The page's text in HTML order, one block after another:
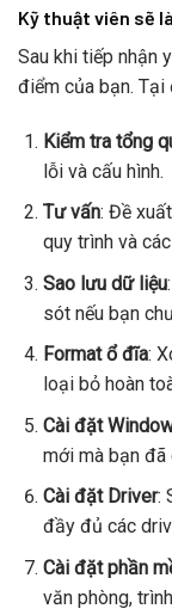
Kỹ thuật viên sẽ
Sau khi tiếp nhận
điểm của bạn. Tại
Kiểm tra tổng
lỗi và cấu hình.
Tư vấn: Đề
quy trình và
Sao lưu dữ liệu
sót nếu bạn
Format ổ đĩa:
loại bỏ hoàn
Cài đặt
mới mà bạn đã
Cài đặt Driver:
đầy đủ các
Cài đặt phần
văn phòng,